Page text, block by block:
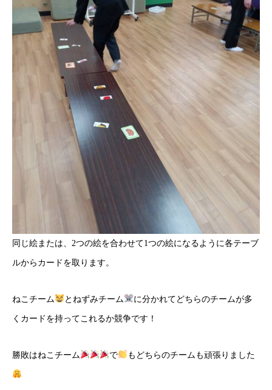
同じ絵または、2つの絵を合わせて1つの絵になるように各テーブ
ルからカードを取ります。
ねこチーム とねずみチーム に分かれてどちらのチームが多
くカードを持ってこれるか競争です！
勝敗はねこチーム で もどちらのチームも頑張りました